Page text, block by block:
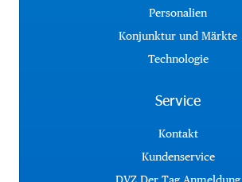
Personalien
Konjunktur und Märkte
Technologie
Service
Kontakt
Kundenservice